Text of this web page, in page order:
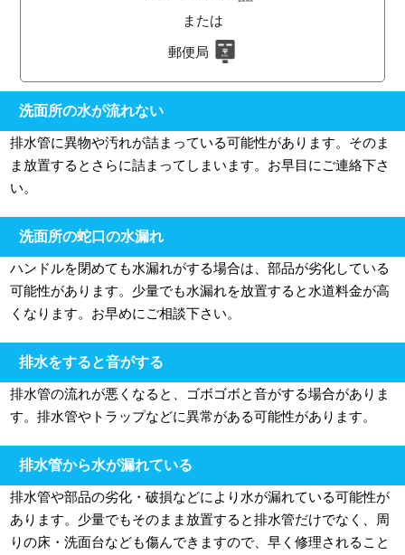
または
郵便局
洗面所の水が流れない
排水管に異物や汚れが詰まっている可能性があります。そのま
ま放置するとさらに詰まってしまいます。お早目にご連絡下さ
い。
洗面所の蛇口の水漏れ
ハンドルを閉めても水漏れがする場合は、部品が劣化している
可能性があります。少量でも水漏れを放置すると水道料金が高
くなります。お早めにご相談下さい。
排水をすると音がする
排水管の流れが悪くなると、ゴボゴボと音がする場合がありま
す。排水管やトラップなどに異常がある可能性があります。
排水管から水が漏れている
排水管や部品の劣化・破損などにより水が漏れている可能性が
あります。少量でもそのまま放置すると排水管だけでなく、周
りの床・洗面台なども傷んできますので、早く修理されること